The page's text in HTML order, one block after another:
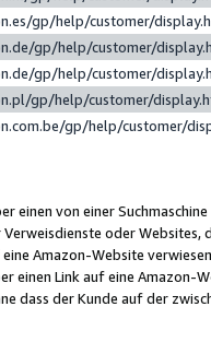
gp/help/customer/
gp/help/customer/
gp/help/customer/
gp/help/customer/
gp/help/customer/
einen von einer
oder Websites,
Amazon-Website
einen Link auf eine
dass der Kunde auf der